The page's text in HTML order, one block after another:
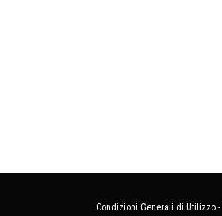
Condizioni Generali di Utilizzo -